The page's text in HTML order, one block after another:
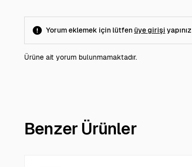
Yorum eklemek için lütfen üye girişi yapınız
Ürüne ait yorum bulunmamaktadır.
Benzer Ürünler